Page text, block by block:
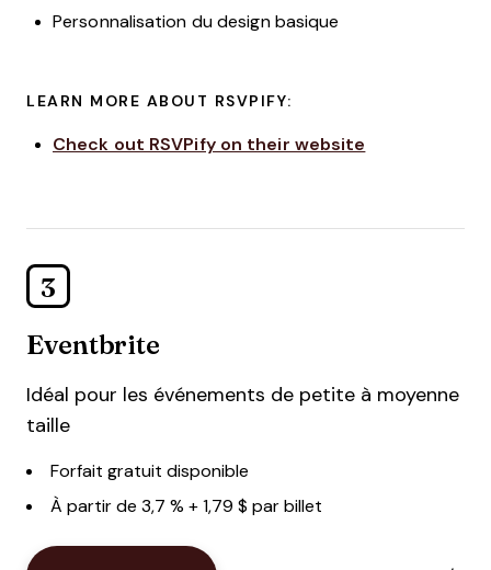
Personnalisation du design basique
LEARN MORE ABOUT RSVPIFY:
Check out RSVPify on their website
3
Eventbrite
Idéal pour les événements de petite à moyenne
taille
Forfait gratuit disponible
À partir de 3,7 % + 1,79 $ par billet